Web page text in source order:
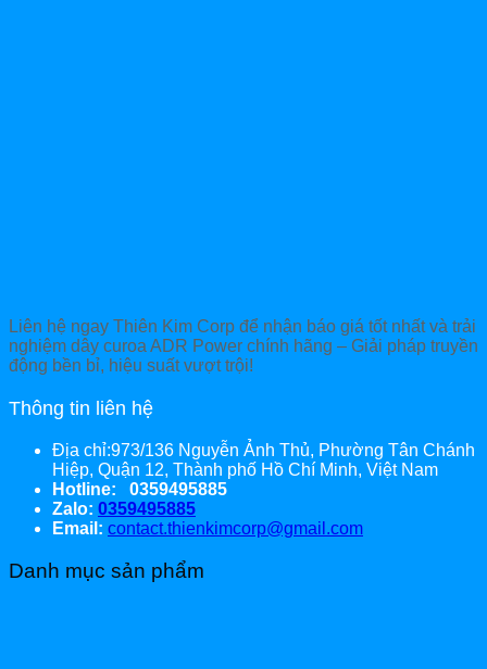
Liên hệ ngay Thiên Kim Corp để nhận báo giá tốt nhất và trải
nghiệm dây curoa ADR Power chính hãng – Giải pháp truyền
động bền bỉ, hiệu suất vượt trội!
Thông tin liên hệ
Địa chỉ:973/136 Nguyễn Ảnh Thủ, Phường Tân Chánh
Hiệp, Quận 12, Thành phố Hồ Chí Minh, Việt Nam
Hotline: 0359495885
Zalo: 0359495885
Email: contact.thienkimcorp@gmail.com
Danh mục sản phẩm